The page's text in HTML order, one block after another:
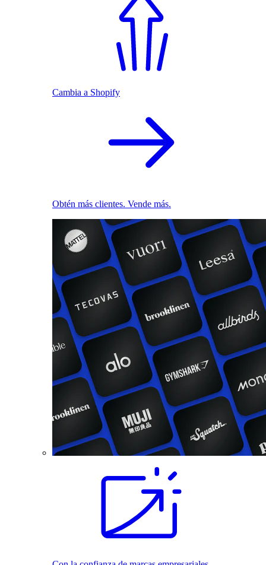
Cambia a Shopify
Obtén más clientes. Vende más.